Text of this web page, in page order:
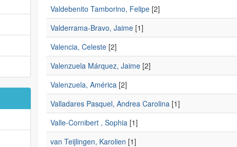
Valdebenito Tamborino, Felipe[2]
Valderrama-Bravo, Jaime[1]
Valencia, Celeste[2]
Valenzuela Márquez, Jaime[2]
Valenzuela, América[2]
Valladares Pasquel, Andrea Carolina[1]
Valle-Cornibert , Sophia[1]
van Teijlingen, Karolien [1]